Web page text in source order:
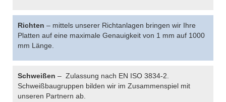
Richten – mittels unserer Richtanlagen bringen wir Ihre
Platten auf eine maximale Genauigkeit von 1 mm auf 1000
mm Länge.
Schweißen – Zulassung nach EN ISO 3834-2.
Schweißbaugruppen bilden wir im Zusammenspiel mit
unseren Partnern ab.